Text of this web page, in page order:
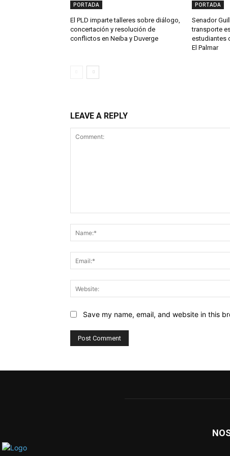
PORTADA
El PLD imparte talleres sobre diálogo,
concertación y resolución de
conflictos en Neiba y Duverge
PORTADA
Senador
transporte
estudiantes
El Palmar
LEAVE A REPLY
Save my name, email, and website in this